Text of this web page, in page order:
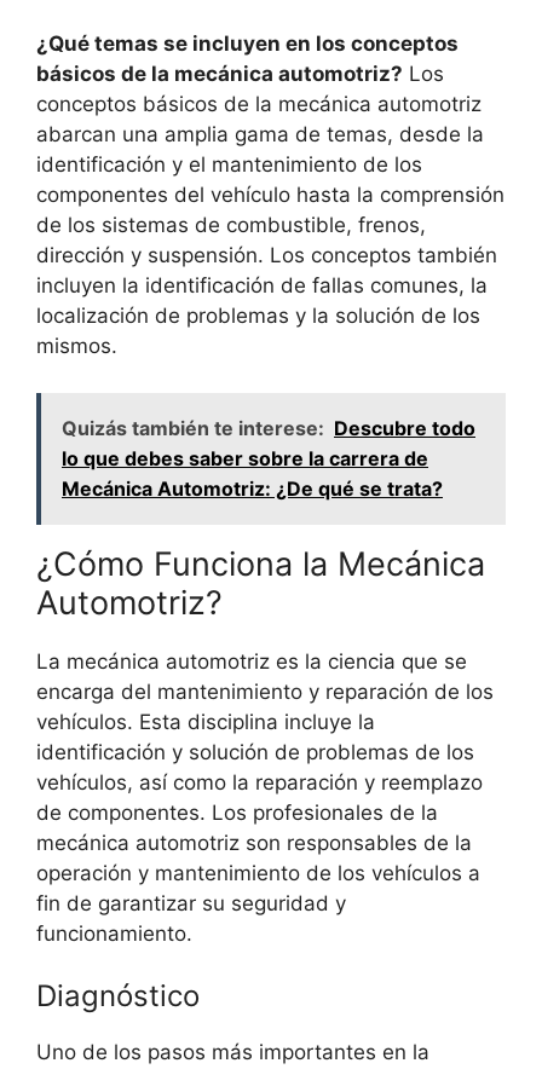
¿Qué temas se incluyen en los conceptos
básicos de la mecánica automotriz? Los
conceptos básicos de la mecánica automotriz
abarcan una amplia gama de temas, desde la
identificación y el mantenimiento de los
componentes del vehículo hasta la comprensión
de los sistemas de combustible, frenos,
dirección y suspensión. Los conceptos también
incluyen la identificación de fallas comunes, la
localización de problemas y la solución de los
mismos.
Quizás también te interese: Descubre todo
lo que debes saber sobre la carrera de
Mecánica Automotriz: ¿De qué se trata?
¿Cómo Funciona la Mecánica
Automotriz?
La mecánica automotriz es la ciencia que se
encarga del mantenimiento y reparación de los
vehículos. Esta disciplina incluye la
identificación y solución de problemas de los
vehículos, así como la reparación y reemplazo
de componentes. Los profesionales de la
mecánica automotriz son responsables de la
operación y mantenimiento de los vehículos a
fin de garantizar su seguridad y
funcionamiento.
Diagnóstico
Uno de los pasos más importantes en la